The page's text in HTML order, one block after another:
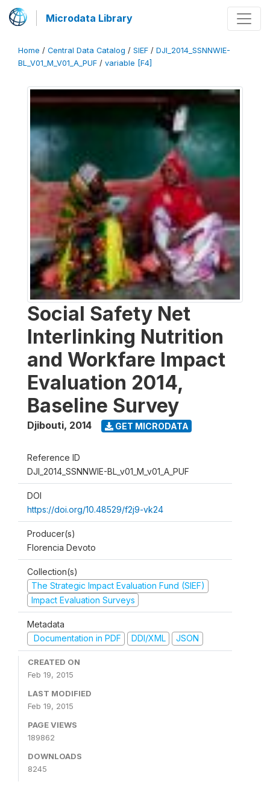
Microdata Library
Home / Central Data Catalog / SIEF / DJI_2014_SSNNWIE-
BL_V01_M_V01_A_PUF / variable [F4]
Social Safety Net
Interlinking Nutrition
and Workfare Impact
Evaluation 2014,
Baseline Survey
Djibouti, 2014 GET MICRODATA
Reference ID
DJI_2014_SSNNWIE-BL_v01_M_v01_A_PUF
DOI
https://doi.org/10.48529/f2j9-vk24
Producer(s)
Florencia Devoto
Collection(s)
The Strategic Impact Evaluation Fund (SIEF)
Impact Evaluation Surveys
Metadata
Documentation in PDF
DDI/XML JSON
CREATED ON
Feb 19, 2015
LAST MODIFIED
Feb 19, 2015
PAGE VIEWS
189862
DOWNLOADS
8245